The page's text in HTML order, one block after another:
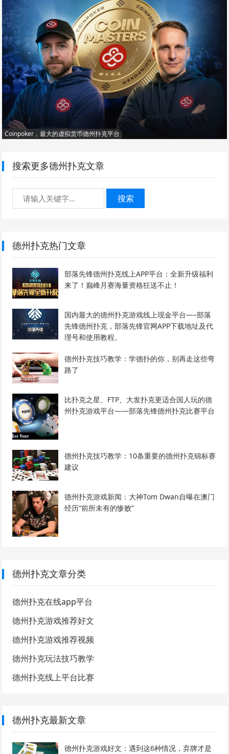
Coinpoker，最大的虚拟货币德州扑克平台
搜索更多德州扑克文章
搜索
德州扑克热门文章
部落先锋德州扑克线上APP平台：全新升级福利
来了！巅峰月赛海量资格狂送不止！
国内最大的德州扑克游戏线上现金平台—–部落
先锋德州扑克，部落先锋官网APP下载地址及代
理号和使用教程。
德州扑克技巧教学：学德扑的你，别再走这些弯
路了
比扑克之星、FTP、大发扑克更适合国人玩的德
州扑克游戏平台——部落先锋德州扑克比赛平台
德州扑克技巧教学：10条重要的德州扑克锦标赛
建议
德州扑克游戏新闻：大神Tom Dwan自曝在澳门
经历“前所未有的惨败”
德州扑克文章分类
德州扑克在线app平台
德州扑克游戏推荐好文
德州扑克游戏推荐视频
德州扑克玩法技巧教学
德州扑克线上平台比赛
德州扑克最新文章
德州扑克游戏好文：遇到这6种情况，弃牌才是